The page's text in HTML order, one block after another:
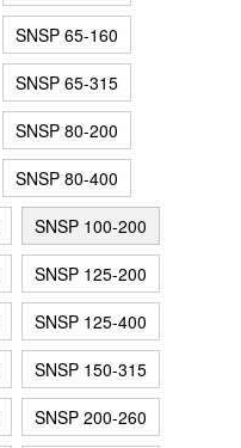
SNSP 65-160
SNSP 65-315
SNSP 80-200
SNSP 80-400
SNSP 100-200
SNSP 125-200
SNSP 125-400
SNSP 150-315
SNSP 200-260